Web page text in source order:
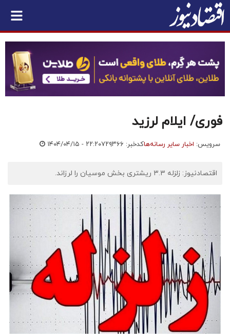
فوری/ ایلام لرزید
سرویس: اخبار سایر رسانه‌هاکدخبر: ۷۲۹۳۶۶ ۱۴۰۴/۰۴/۱۵ - ۲۲:۲۰
اقتصادنیوز: زلزله ۳.۳ ریشتری بخش موسیان را لرزاند.